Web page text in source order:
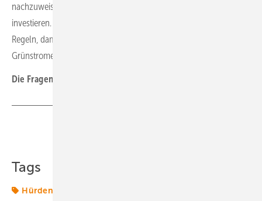
nachzuweisen und massiv in den Ausbau der Infrastruktur zu
investieren. Hier benötigen wir klare, einheitliche Fristen und
Regeln, damit die Netzbetreiber den Ausbau der
Grünstromerzeugung auch zu ihrer Aufgabe zu machen.
Die Fragen stellte Sven Ullrich
Tags
Hürden